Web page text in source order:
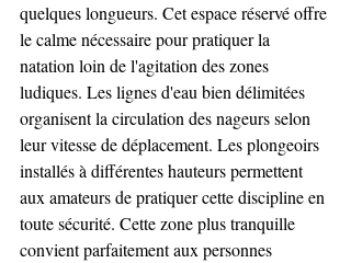
quelques longueurs. Cet espace réservé offre
le calme nécessaire pour pratiquer la
natation loin de l'agitation des zones
ludiques. Les lignes d'eau bien délimitées
organisent la circulation des nageurs selon
leur vitesse de déplacement. Les plongeoirs
installés à différentes hauteurs permettent
aux amateurs de pratiquer cette discipline en
toute sécurité. Cette zone plus tranquille
convient parfaitement aux personnes